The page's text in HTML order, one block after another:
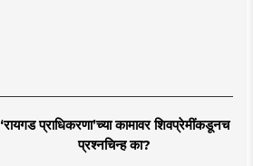
‘रायगड प्राधिकरणा’च्या कामावर शिवप्रेमींकडूनच
प्रश्नचिन्ह का?